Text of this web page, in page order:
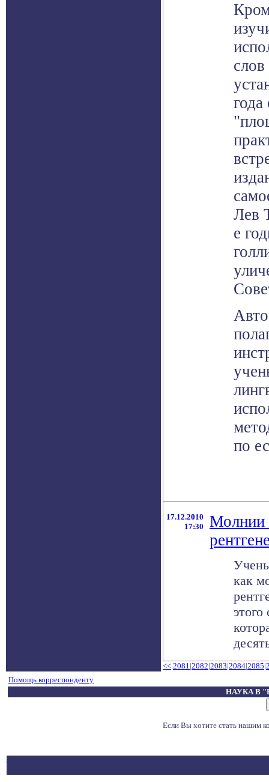
года
Лев
е
по
17.12.2010
17:30
Молнии
как
<< 2081|2082|2083|2084|2085|
Помощь корреспонденту
НАУКА В
Если Вы хотите стать нашим